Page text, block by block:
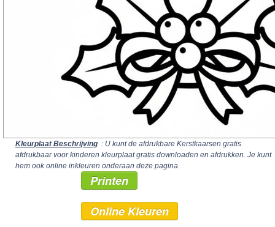
Kleurplaat Beschrijving : U kunt de afdrukbare Kerstkaarsen gratis
afdrukbaar voor kinderen kleurplaat gratis downloaden en afdrukken. Je kunt
hem ook online inkleuren onderaan deze pagina.
Printen
Online Kleuren